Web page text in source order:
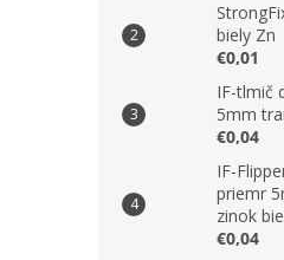
biely Zn
€0,01
IF-tlmič
5mm
€0,04
IF-
priemr
zinok
€0,04